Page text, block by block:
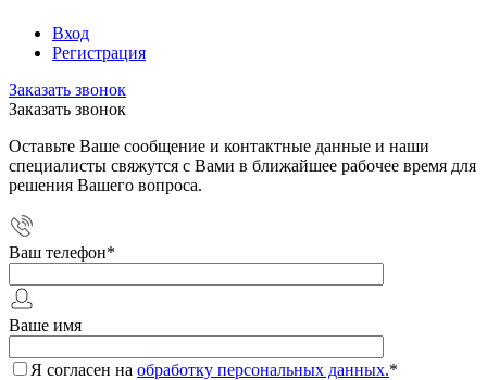
Вход
Регистрация
Заказать звонок
Заказать звонок
Оставьте Ваше сообщение и контактные данные и наши
специалисты свяжутся с Вами в ближайшее рабочее время для
решения Вашего вопроса.
Ваш телефон*
Ваше имя
Я согласен на обработку персональных данных.*